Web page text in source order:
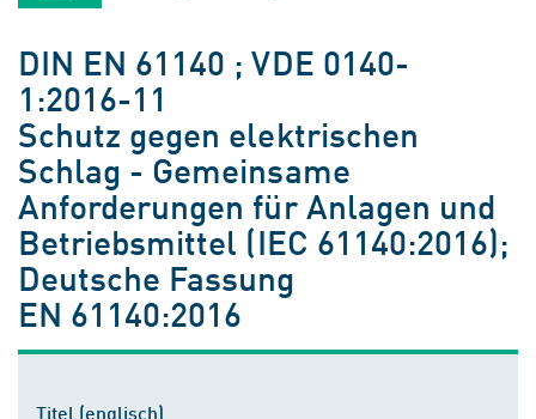
DIN EN 61140 ; VDE 0140-
1:2016-11
Schutz gegen elektrischen
Schlag - Gemeinsame
Anforderungen für Anlagen und
Betriebsmittel (IEC 61140:2016);
Deutsche Fassung
EN 61140:2016
Titel (englisch)